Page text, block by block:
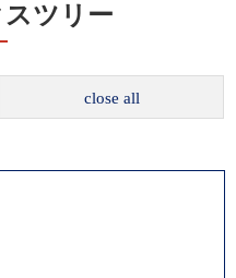
ツリー
close all